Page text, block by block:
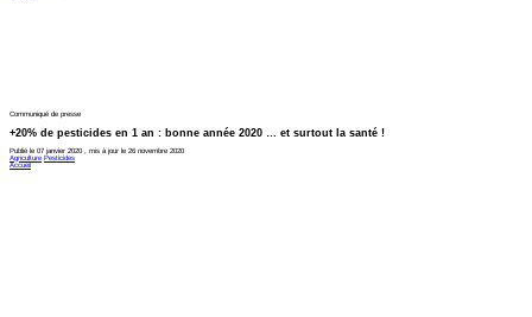
Communiqué de presse
+20% de pesticides en 1 an : bonne année 2020 … et surtout la santé !
Publié le 07 janvier 2020 , mis à jour le 26 novembre 2020
Agriculture Pesticides
Accueil